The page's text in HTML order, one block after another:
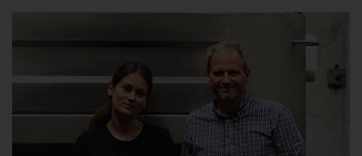
mehr.
haben
entschlossen, selbst ein Weingut zu gründen. Zum
Nachdem Steffen Christmann als gelernter Jurist
Paragraphen gegen Weinstöcke vertauschte, wurde der
Betrieb komplett auf biodynamische Bewirtschaftung
umgestellt. Seine Philosophie lässt sich am besten mit
einem Satz des berühmten Malers Emil Nolde